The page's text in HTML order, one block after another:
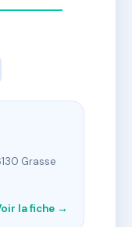
Grasse
la fiche →